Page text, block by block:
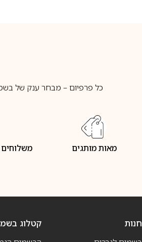
כל פרפיום – מבחר ענק של
מאות מותגים משלוחים לבית
חנות קטלוג